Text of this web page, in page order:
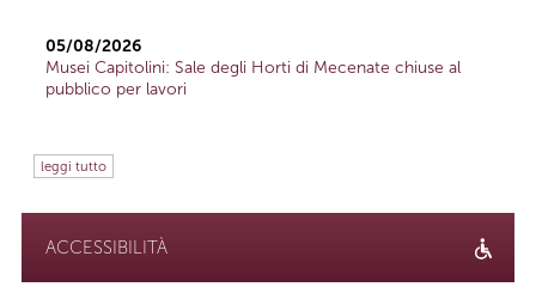
05/08/2026
Musei Capitolini: Sale degli Horti di Mecenate chiuse al
pubblico per lavori
leggi tutto
ACCESSIBILITÀ